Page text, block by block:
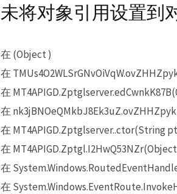
未将对象引用设置到
在 (Object )
在
在
在
在 MT4APIGD.Zptglserver..ctor(String
在
在
在